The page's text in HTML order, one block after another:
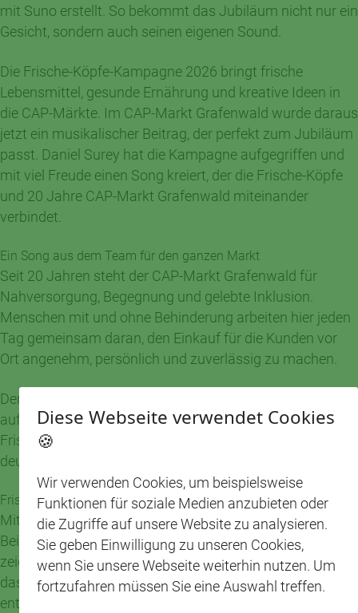
mit Suno erstellt. So bekommt das Jubiläum nicht nur ein
Gesicht, sondern auch seinen eigenen Sound.
Die Frische-Köpfe-Kampagne 2026 bringt frische
Lebensmittel, gesunde Ernährung und kreative Ideen in
die CAP-Märkte. Im CAP-Markt Grafenwald wurde daraus
jetzt ein musikalischer Beitrag, der perfekt zum Jubiläum
passt. Daniel Surey hat die Kampagne aufgegriffen und
mit viel Freude einen Song kreiert, der die Frische-Köpfe
und 20 Jahre CAP-Markt Grafenwald miteinander
verbindet.
Ein Song aus dem Team für den ganzen Markt
Seit 20 Jahren steht der CAP-Markt Grafenwald für
Nahversorgung, Begegnung und gelebte Inklusion.
Menschen mit und ohne Behinderung arbeiten hier jeden
Tag gemeinsam daran, den Einkauf für die Kunden vor
Ort angenehm, persönlich und zuverlässig zu machen.
Der Song von Daniel Surey zeigt genau diesen Gedanken
auf eine schöne und moderne Weise. Er bringt die
Frische-Köpfe-Kampagne zum Klingen und macht
deutlich, wie viel Kreativität in unserem Team steckt.
Frische Köpfe, starke Ideen
Mit seinem Jubiläumssong hat Daniel Surey einen
Beitrag geschaffen, der Freude macht und gleichzeitig
zeigt, was CAP auszeichnet. Inklusion bedeutet bei uns,
dass Menschen ihre Stärken einbringen, eigene Ideen
entwickeln und Teil eines gemeinsamen Ganzen sind.
Diese Webseite verwendet Cookies
🍪
Wir verwenden Cookies, um beispielsweise
Funktionen für soziale Medien anzubieten oder
die Zugriffe auf unsere Website zu analysieren.
Sie geben Einwilligung zu unseren Cookies,
wenn Sie unsere Webseite weiterhin nutzen. Um
fortzufahren müssen Sie eine Auswahl treffen.